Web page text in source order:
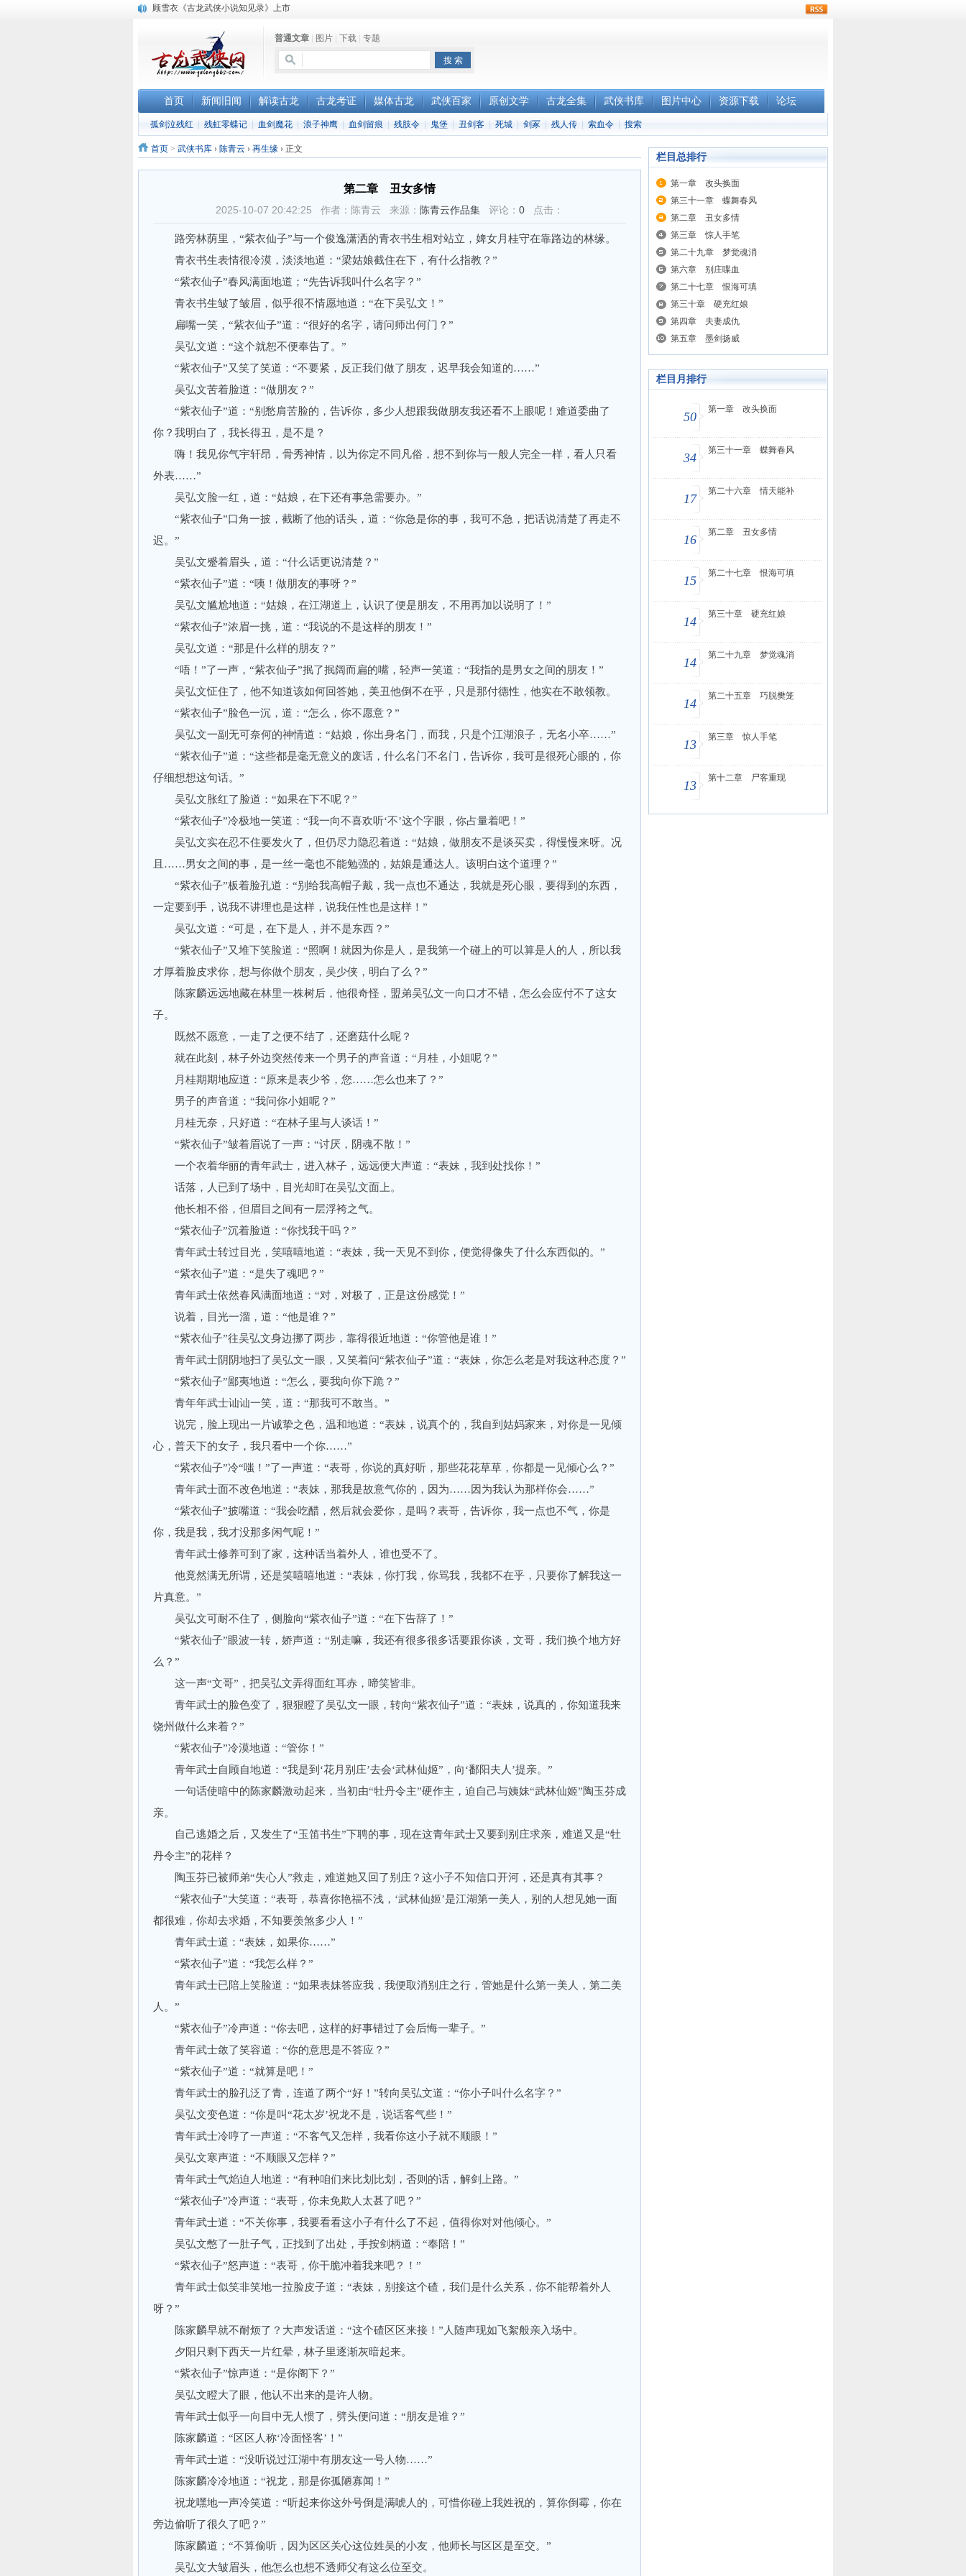
顾雪衣《古龙武侠小说知见录》上市
《古龙小说原貌探究》修订版已上市普通文章 图片 下载 专题
首页 新闻旧闻 解读古龙 古龙考证 媒体古龙 武侠百家 原创文学 古龙全集 武侠书库 图片中心 资源下载 论坛
孤剑泣残红 残虹零蝶记 血剑魔花 浪子神鹰 血剑留痕 残肢令 鬼堡 丑剑客 死城 剑冢 残人传 索血令 搜索
首页 > 武侠书库 › 陈青云 › 再生缘 › 正文
第二章 丑女多情
2025-10-07 20:42:25 作者：陈青云 来源： 陈青云作品集 评论： 0 点击：
路旁林荫里，“紫衣仙子”与一个俊逸潇洒的青衣书生相对站立，婢女月桂守在靠路边的林缘。
青衣书生表情很冷漠，淡淡地道：“梁姑娘截住在下，有什么指教？”
“紫衣仙子”春风满面地道；“先告诉我叫什么名字？”
青衣书生皱了皱眉，似乎很不情愿地道：“在下吴弘文！”
扁嘴一笑，“紫衣仙子”道：“很好的名字，请问师出何门？”
吴弘文道：“这个就恕不便奉告了。”
“紫衣仙子”又笑了笑道：“不要紧，反正我们做了朋友，迟早我会知道的……”
吴弘文苦着脸道：“做朋友？”
“紫衣仙子”道：“别愁肩苦脸的，告诉你，多少人想跟我做朋友我还看不上眼呢！难道委曲了
你？我明白了，我长得丑，是不是？
嗨！我见你气宇轩昂，骨秀神情，以为你定不同凡俗，想不到你与一般人完全一样，看人只看
外表……”
吴弘文脸一红，道：“姑娘，在下还有事急需要办。”
“紫衣仙子”口角一披，截断了他的话头，道：“你急是你的事，我可不急，把话说清楚了再走不
迟。”
吴弘文蹙着眉头，道：“什么话更说清楚？”
“紫衣仙子”道：“咦！做朋友的事呀？”
吴弘文尴尬地道：“姑娘，在江湖道上，认识了便是朋友，不用再加以说明了！”
“紫衣仙子”浓眉一挑，道：“我说的不是这样的朋友！”
吴弘文道：“那是什么样的朋友？”
“唔！”了一声，“紫衣仙子”抿了抿阔而扁的嘴，轻声一笑道：“我指的是男女之间的朋友！”
吴弘文怔住了，他不知道该如何回答她，美丑他倒不在乎，只是那付德性，他实在不敢领教。
“紫衣仙子”脸色一沉，道：“怎么，你不愿意？”
吴弘文一副无可奈何的神情道：“姑娘，你出身名门，而我，只是个江湖浪子，无名小卒……”
“紫衣仙子”道：“这些都是毫无意义的废话，什么名门不名门，告诉你，我可是很死心眼的，你
仔细想想这句话。”
吴弘文胀红了脸道：“如果在下不呢？”
“紫衣仙子”冷极地一笑道：“我一向不喜欢听‘不’这个字眼，你占量着吧！”
吴弘文实在忍不住要发火了，但仍尽力隐忍着道：“姑娘，做朋友不是谈买卖，得慢慢来呀。况
且……男女之间的事，是一丝一毫也不能勉强的，姑娘是通达人。该明白这个道理？”
“紫衣仙子”板着脸孔道：“别给我高帽子戴，我一点也不通达，我就是死心眼，要得到的东西，
一定要到手，说我不讲理也是这样，说我任性也是这样！”
吴弘文道：“可是，在下是人，并不是东西？”
“紫衣仙子”又堆下笑脸道：“照啊！就因为你是人，是我第一个碰上的可以算是人的人，所以我
才厚着脸皮求你，想与你做个朋友，吴少侠，明白了么？”
陈家麟远远地藏在林里一株树后，他很奇怪，盟弟吴弘文一向口才不错，怎么会应付不了这女
子。
既然不愿意，一走了之便不结了，还磨菇什么呢？
就在此刻，林子外边突然传来一个男子的声音道：“月桂，小姐呢？”
月桂期期地应道：“原来是表少爷，您……怎么也来了？”
男子的声音道：“我问你小姐呢？”
月桂无奈，只好道：“在林子里与人谈话！”
“紫衣仙子”皱着眉说了一声：“讨厌，阴魂不散！”
一个衣着华丽的青年武士，进入林子，远远便大声道：“表妹，我到处找你！”
话落，人已到了场中，目光却盯在吴弘文面上。
他长相不俗，但眉目之间有一层浮袴之气。
“紫衣仙子”沉着脸道：“你找我干吗？”
青年武士转过目光，笑嘻嘻地道：“表妹，我一天见不到你，便觉得像失了什么东西似的。”
“紫衣仙子”道：“是失了魂吧？”
青年武士依然春风满面地道：“对，对极了，正是这份感觉！”
说着，目光一溜，道：“他是谁？”
“紫衣仙子”往吴弘文身边挪了两步，靠得很近地道：“你管他是谁！”
青年武士阴阴地扫了吴弘文一眼，又笑着问“紫衣仙子”道：“表妹，你怎么老是对我这种态度？”
“紫衣仙子”鄙夷地道：“怎么，要我向你下跪？”
青年年武士讪讪一笑，道：“那我可不敢当。”
说完，脸上现出一片诚挚之色，温和地道：“表妹，说真个的，我自到姑妈家来，对你是一见倾
心，普天下的女子，我只看中一个你……”
“紫衣仙子”冷“嗤！”了一声道：“表哥，你说的真好听，那些花花草草，你都是一见倾心么？”
青年武士面不改色地道：“表妹，那我是故意气你的，因为……因为我认为那样你会……”
“紫衣仙子”披嘴道：“我会吃醋，然后就会爱你，是吗？表哥，告诉你，我一点也不气，你是
你，我是我，我才没那多闲气呢！”
青年武士修养可到了家，这种话当着外人，谁也受不了。
他竟然满无所谓，还是笑嘻嘻地道：“表妹，你打我，你骂我，我都不在乎，只要你了解我这一
片真意。”
吴弘文可耐不住了，侧脸向“紫衣仙子”道：“在下告辞了！”
“紫衣仙子”眼波一转，娇声道：“别走嘛，我还有很多很多话要跟你谈，文哥，我们换个地方好
么？”
这一声“文哥”，把吴弘文弄得面红耳赤，啼笑皆非。
青年武士的脸色变了，狠狠瞪了吴弘文一眼，转向“紫衣仙子”道：“表妹，说真的，你知道我来
饶州做什么来着？”
“紫衣仙子”冷漠地道：“管你！”
青年武士自顾自地道：“我是到‘花月别庄’去会‘武林仙姬”，向‘鄱阳夫人’提亲。”
一句话使暗中的陈家麟激动起来，当初由“牡丹令主”硬作主，迫自己与姨妹“武林仙姬”陶玉芬成
亲。
自己逃婚之后，又发生了“玉笛书生”下聘的事，现在这青年武士又要到别庄求亲，难道又是“牡
丹令主”的花样？
陶玉芬已被师弟“失心人”救走，难道她又回了别庄？这小子不知信口开河，还是真有其事？
“紫衣仙子”大笑道：“表哥，恭喜你艳福不浅，‘武林仙姬’是江湖第一美人，别的人想见她一面
都很难，你却去求婚，不知要羡煞多少人！”
青年武士道：“表妹，如果你……”
“紫衣仙子”道：“我怎么样？”
青年武士已陪上笑脸道：“如果表妹答应我，我便取消别庄之行，管她是什么第一美人，第二美
人。”
“紫衣仙子”冷声道：“你去吧，这样的好事错过了会后悔一辈子。”
青年武士敛了笑容道：“你的意思是不答应？”
“紫衣仙子”道：“就算是吧！”
青年武士的脸孔泛了青，连道了两个“好！”转向吴弘文道：“你小子叫什么名字？”
吴弘文变色道：“你是叫“花太岁’祝龙不是，说话客气些！”
青年武士冷哼了一声道：“不客气又怎样，我看你这小子就不顺眼！”
吴弘文寒声道：“不顺眼又怎样？”
青年武士气焰迫人地道：“有种咱们来比划比划，否则的话，解剑上路。”
“紫衣仙子”冷声道：“表哥，你未免欺人太甚了吧？”
青年武士道：“不关你事，我要看看这小子有什么了不起，值得你对对他倾心。”
吴弘文憋了一肚子气，正找到了出处，手按剑柄道：“奉陪！”
“紫衣仙子”怒声道：“表哥，你干脆冲着我来吧？！”
青年武士似笑非笑地一拉脸皮子道：“表妹，别接这个碴，我们是什么关系，你不能帮着外人
呀？”
陈家麟早就不耐烦了？大声发话道：“这个碴区区来接！”人随声现如飞絮般亲入场中。
夕阳只剩下西天一片红晕，林子里逐渐灰暗起来。
“紫衣仙子”惊声道：“是你阁下？”
吴弘文瞪大了眼，他认不出来的是许人物。
青年武士似乎一向目中无人惯了，劈头便问道：“朋友是谁？”
陈家麟道：“区区人称‘冷面怪客’！”
青年武士道：“没听说过江湖中有朋友这一号人物……”
陈家麟冷冷地道：“祝龙，那是你孤陋寡闻！”
祝龙嘿地一声冷笑道：“听起来你这外号倒是满唬人的，可惜你碰上我姓祝的，算你倒霉，你在
旁边偷听了很久了吧？”
陈家麟道；“不算偷听，因为区区关心这位姓吴的小友，他师长与区区是至交。”
吴弘文大皱眉头，他怎么也想不透师父有这么位至交。
栏目总排行
第一章 改头换面
第三十一章 蝶舞春风
第二章 丑女多情
第三章 惊人手笔
第二十九章 梦觉魂消
第六章 别庄喋血
第二十七章 恨海可填
第三十章 硬充红娘
第四章 夫妻成仇
第五章 墨剑扬威
栏目月排行
50
第一章 改头换面
34
第三十一章 蝶舞春风
17
第二十六章 情天能补
16
第二章 丑女多情
15
第二十七章 恨海可填
14
第三十章 硬充红娘
14
第二十九章 梦觉魂消
14
第二十五章 巧脱樊笼
13
第三章 惊人手笔
13
第十二章 尸客重现